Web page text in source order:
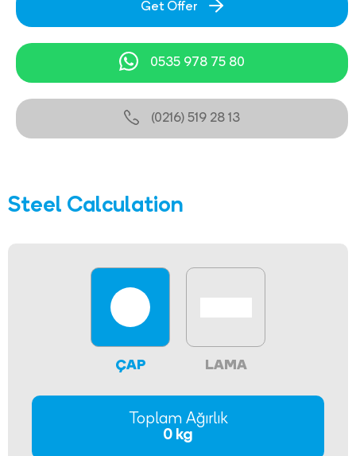
Get Offer
0535 978 75 80
(0216) 519 28 13
Steel Calculation
ÇAP LAMA
Toplam Ağırlık
0 kg